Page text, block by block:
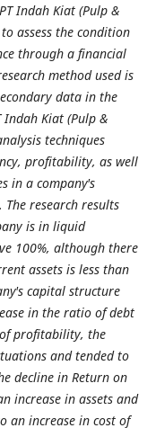
Indah Kiat (Pulp &
assess the condition
through a financial
method used is
data in the
Kiat (Pulp &
techniques
profitability, as well
in a company's
research results
is in liquid
100%, although there
assets is less than
capital structure
in the ratio of debt
profitability, the
and tended to
decline in Return on
increase in assets and
an increase in cost of